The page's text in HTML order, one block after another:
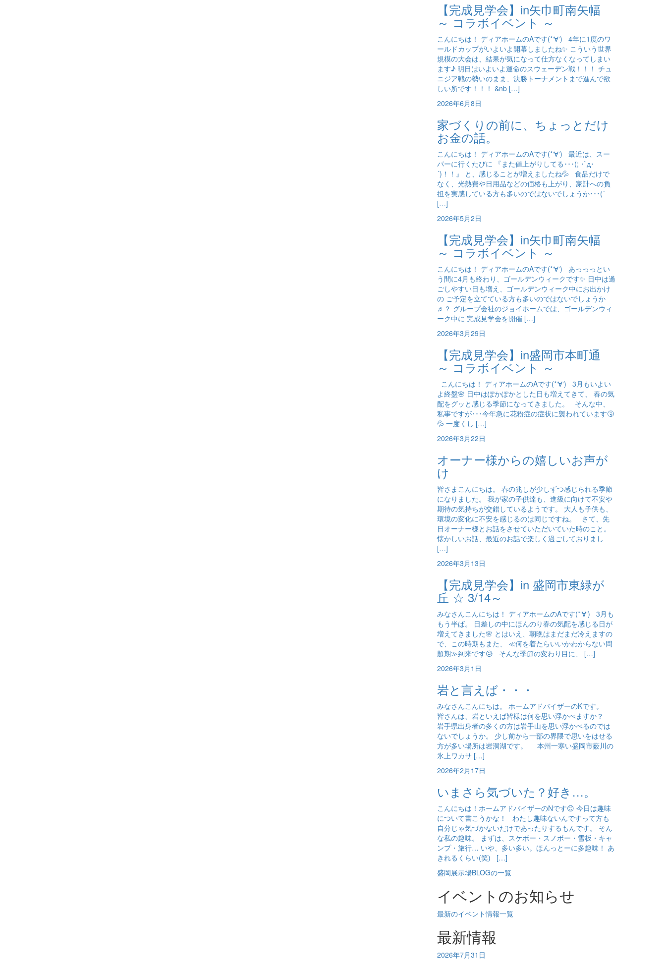
【完成見学会】in矢巾町南矢幅
～ コラボイベント ～
こんにちは！ ディアホームのAです(*‘∀‘) 4年に1度のワ
ールドカップがいよいよ開幕しましたね✨ こういう世界
規模の大会は、結果が気になって仕方なくなってしまい
ます♪ 明日はいよいよ運命のスウェーデン戦！！！ チュ
ニジア戦の勢いのまま、決勝トーナメントまで進んで欲
しい所です！！！ &nb […]
2026年6月8日
家づくりの前に、ちょっとだけ
お金の話。
こんにちは！ ディアホームのAです(*‘∀‘) 最近は、スー
パーに行くたびに 『また値上がりしてる･･･(; ･`д･
´)！！』 と、感じることが増えましたね💦 食品だけで
なく、光熱費や日用品などの価格も上がり、家計への負
担を実感している方も多いのではないでしょうか･･･(´
[…]
2026年5月2日
【完成見学会】in矢巾町南矢幅
～ コラボイベント ～
こんにちは！ ディアホームのAです(*‘∀‘) あっっっとい
う間に4月も終わり、ゴールデンウィークです✨ 日中は過
ごしやすい日も増え、ゴールデンウィーク中にお出かけ
の ご予定を立てている方も多いのではないでしょうか
♬？ グループ会社のジョイホームでは、ゴールデンウィ
ーク中に 完成見学会を開催 […]
2026年3月29日
【完成見学会】in盛岡市本町通
～ コラボイベント ～
こんにちは！ ディアホームのAです(*‘∀‘) 3月もいよい
よ終盤🌸 日中はぽかぽかとした日も増えてきて、 春の気
配をグッと感じる季節になってきました。 そんな中、
私事ですが･･･今年急に花粉症の症状に襲われています🤧
💦 一度くし […]
2026年3月22日
オーナー様からの嬉しいお声が
け
皆さまこんにちは。 春の兆しが少しずつ感じられる季節
になりました。 我が家の子供達も、進級に向けて不安や
期待の気持ちが交錯しているようです。 大人も子供も、
環境の変化に不安を感じるのは同じですね。 さて、先
日オーナー様とお話をさせていただいていた時のこと。
懐かしいお話、最近のお話で楽しく過ごしておりまし
[…]
2026年3月13日
【完成見学会】in 盛岡市東緑が
丘 ☆ 3/14～
みなさんこんにちは！ ディアホームのAです(*‘∀‘) 3月も
もう半ば。 日差しの中にほんのり春の気配を感じる日が
増えてきました🌸 とはいえ、朝晩はまだまだ冷えますの
で、この時期もまた、 ≪何を着たらいいかわからない問
題期≫到来です😥 そんな季節の変わり目に、 […]
2026年3月1日
岩と言えば・・・
みなさんこんにちは。 ホームアドバイザーのKです。
皆さんは、岩といえば皆様は何を思い浮かべますか？
岩手県出身者の多くの方は岩手山を思い浮かべるのでは
ないでしょうか。 少し前から一部の界隈で思いをはせる
方が多い場所は岩洞湖です。 本州一寒い盛岡市薮川の
氷上ワカサ […]
2026年2月17日
いまさら気づいた？好き…。
こんにちは！ホームアドバイザーのNです😊 今日は趣味
について書こうかな！ わたし趣味ないんですって方も
自分じゃ気づかないだけであったりするもんです。 そん
な私の趣味。 まずは、スケボー・スノボー・雪板・キャ
ンプ・旅行… いや、多い多い。ほんっとーに多趣味！ あ
きれるくらい(笑) […]
盛岡展示場BLOGの一覧
イベントのお知らせ
最新のイベント情報一覧
最新情報
2026年7月31日